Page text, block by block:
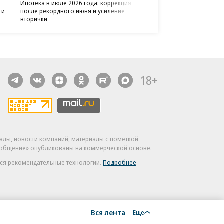
Ипотека в июле 2026 года: коррекция
после рекордного июня и усиление
вторички
Вся лента Еще
18+
новости компаний, материалы с пометкой
опубликованы на коммерческой основе.
рекомендательные технологии. Подробнее